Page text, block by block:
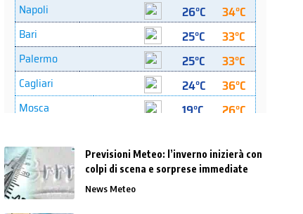
Previsioni Meteo: l’inverno inizierà con
colpi di scena e sorprese immediate
News Meteo